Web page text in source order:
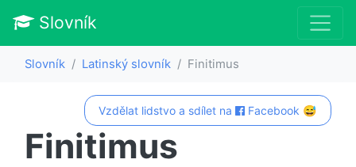
Slovník
Slovník Latinský slovník Finitimus
Vzdělat lidstvo a sdílet na Facebook 😅
Finitimus